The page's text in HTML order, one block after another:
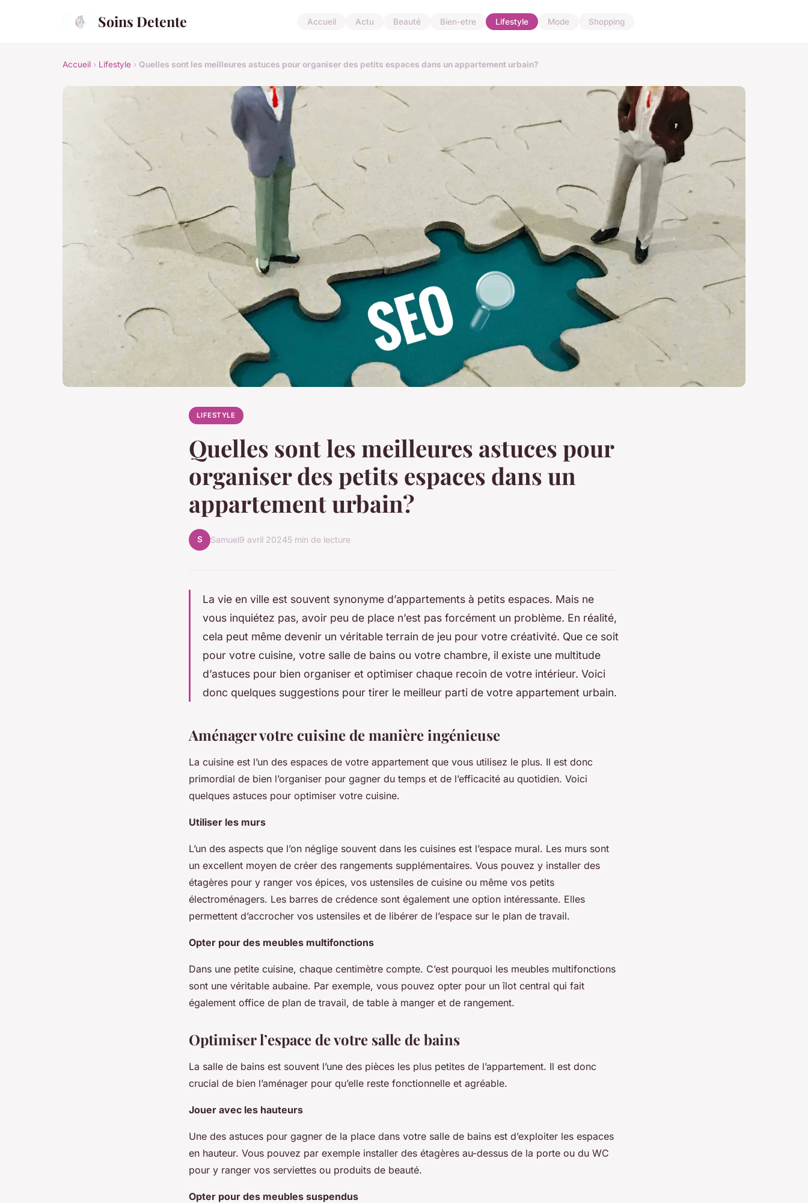
Soins Detente Accueil Actu Beauté Bien-etre Lifestyle Mode Shopping
Accueil › Lifestyle › Quelles sont les meilleures astuces pour organiser des petits espaces dans un appartement urbain?
LIFESTYLE
Quelles sont les meilleures astuces pour
organiser des petits espaces dans un
appartement urbain?
S Samuel9 avril 20245 min de lecture
La vie en ville est souvent synonyme d’appartements à petits espaces. Mais ne
vous inquiétez pas, avoir peu de place n’est pas forcément un problème. En réalité,
cela peut même devenir un véritable terrain de jeu pour votre créativité. Que ce soit
pour votre cuisine, votre salle de bains ou votre chambre, il existe une multitude
d’astuces pour bien organiser et optimiser chaque recoin de votre intérieur. Voici
donc quelques suggestions pour tirer le meilleur parti de votre appartement urbain.
Aménager votre cuisine de manière ingénieuse
La cuisine est l’un des espaces de votre appartement que vous utilisez le plus. Il est donc
primordial de bien l’organiser pour gagner du temps et de l’efficacité au quotidien. Voici
quelques astuces pour optimiser votre cuisine.
Utiliser les murs
L’un des aspects que l’on néglige souvent dans les cuisines est l’espace mural. Les murs sont
un excellent moyen de créer des rangements supplémentaires. Vous pouvez y installer des
étagères pour y ranger vos épices, vos ustensiles de cuisine ou même vos petits
électroménagers. Les barres de crédence sont également une option intéressante. Elles
permettent d’accrocher vos ustensiles et de libérer de l’espace sur le plan de travail.
Opter pour des meubles multifonctions
Dans une petite cuisine, chaque centimètre compte. C’est pourquoi les meubles multifonctions
sont une véritable aubaine. Par exemple, vous pouvez opter pour un îlot central qui fait
également office de plan de travail, de table à manger et de rangement.
Optimiser l’espace de votre salle de bains
La salle de bains est souvent l’une des pièces les plus petites de l’appartement. Il est donc
crucial de bien l’aménager pour qu’elle reste fonctionnelle et agréable.
Jouer avec les hauteurs
Une des astuces pour gagner de la place dans votre salle de bains est d’exploiter les espaces
en hauteur. Vous pouvez par exemple installer des étagères au-dessus de la porte ou du WC
pour y ranger vos serviettes ou produits de beauté.
Opter pour des meubles suspendus